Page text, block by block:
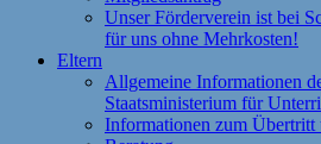
Unser Förderverein ist bei
für uns ohne Mehrkosten!
Eltern
Allgemeine Informationen
Staatsministerium für
Informationen zum Übertritt